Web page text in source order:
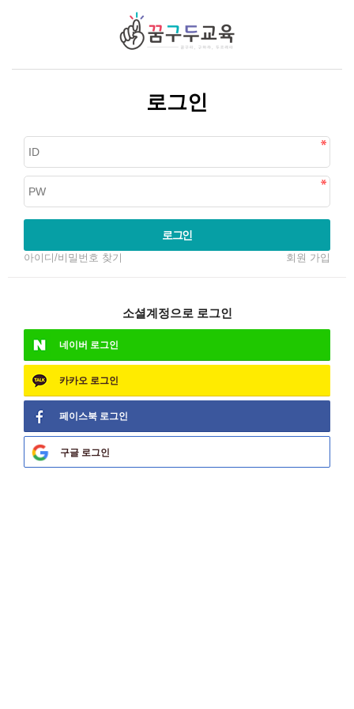
로그인
로그인
아이디/비밀번호 찾기 회원 가입
소셜계정으로 로그인
네이버 로그인
카카오 로그인
페이스북 로그인
구글 로그인